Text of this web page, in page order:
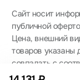
Сайт носит
публичной
Цена, внешний
товаров указаны
совпадать с
товаров -